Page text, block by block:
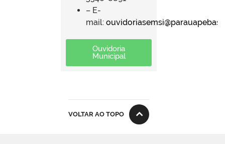
– E-
mail:
Ouvidoria
Municipal
VOLTAR AO TOPO